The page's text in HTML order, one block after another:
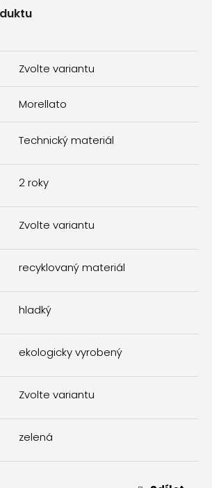
Zvolte variantu
Morellato
Technický materiál
2 roky
Zvolte variantu
recyklovaný materiál
hladký
ekologicky vyrobený
Zvolte variantu
zelená